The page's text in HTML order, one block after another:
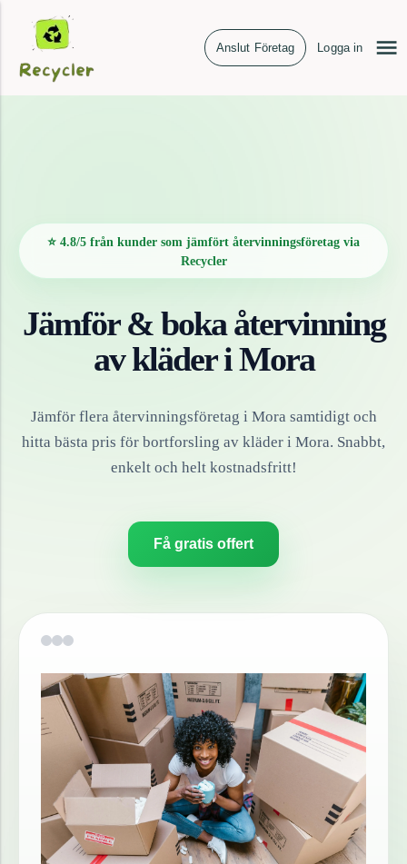
Anslut Företag Logga in
⭐ 4.8/5 från kunder som jämfört återvinningsföretag via
Recycler
Jämför & boka återvinning
avkläderiMora
Jämför flera återvinningsföretag i Mora samtidigt och
hitta bästa pris för bortforsling av kläder i Mora. Snabbt,
enkelt och helt kostnadsfritt!
Få gratis offert